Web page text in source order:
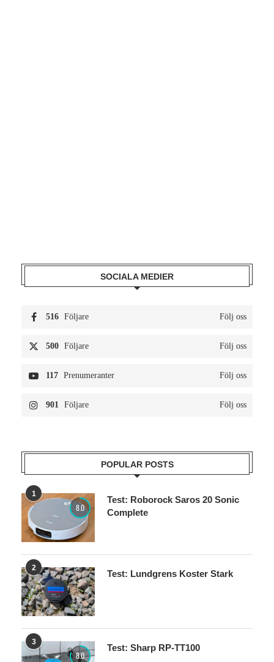
SOCIALA MEDIER
516 Följare Följ oss
500 Följare Följ oss
117 Prenumeranter Följ oss
901 Följare Följ oss
POPULAR POSTS
1
8.0
Test: Roborock Saros 20 Sonic
Complete
2
Test: Lundgrens Koster Stark
3
8.0
Test: Sharp RP-TT100